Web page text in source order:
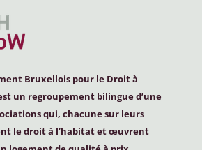
Bruxellois pour le Droit à
un regroupement bilingue d’une
qui, chacune sur leurs
le droit à l’habitat et œuvrent